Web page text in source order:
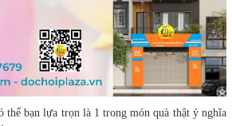
thể bạn lựa trọn là 1 trong món quà thật ý nghĩa